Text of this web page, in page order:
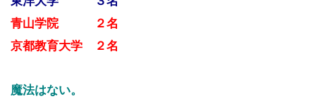
青山学院 ２名
京都教育大学 ２名
魔法はない。